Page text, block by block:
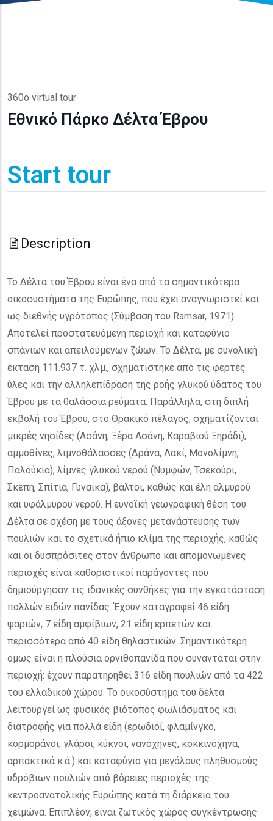
360o virtual tour
Εθνικό Πάρκο Δέλτα Έβρου
Start tour
Description
Το Δέλτα του Έβρου είναι ένα από τα σημαντικότερα
οικοσυστήματα της Ευρώπης, που έχει αναγνωριστεί και
ως διεθνής υγρότοπος (Σύμβαση του Ramsar, 1971).
Αποτελεί προστατευόμενη περιοχή και καταφύγιο
σπάνιων και απειλούμενων ζώων. Το Δέλτα, με συνολική
έκταση 111.937 τ. χλμ., σχηματίστηκε από τις φερτές
ύλες και την αλληλεπίδραση της ροής γλυκού ύδατος του
Έβρου με τα θαλάσσια ρεύματα. Παράλληλα, στη διπλή
εκβολή του Έβρου, στο Θρακικό πέλαγος, σχηματίζονται
μικρές νησίδες (Ασάνη, Ξέρα Ασάνη, Καραβιού Ξηράδι),
αμμοθίνες, λιμνοθάλασσες (Δράνα, Λακί, Μονολίμνη,
Παλούκια), λίμνες γλυκού νερού (Νυμφών, Τσεκούρι,
Σκέπη, Σπίτια, Γυναίκα), βάλτοι, καθώς και έλη αλμυρού
και υφάλμυρου νερού. Η ευνοϊκή γεωγραφική θέση του
Δέλτα σε σχέση με τους άξονες μετανάστευσης των
πουλιών και το σχετικά ήπιο κλίμα της περιοχής, καθώς
και οι δυσπρόσιτες στον άνθρωπο και απομονωμένες
περιοχές είναι καθοριστικοί παράγοντες που
δημιούργησαν τις ιδανικές συνθήκες για την εγκατάσταση
πολλών ειδών πανίδας. Έχουν καταγραφεί 46 είδη
ψαριών, 7 είδη αμφίβιων, 21 είδη ερπετών και
περισσότερα από 40 είδη θηλαστικών. Σημαντικότερη
όμως είναι η πλούσια ορνιθοπανίδα που συναντάται στην
περιοχή: έχουν παρατηρηθεί 316 είδη πουλιών από τα 422
του ελλαδικού χώρου. Το οικοσύστημα του δέλτα
λειτουργεί ως φυσικός βιότοπος φωλιάσματος και
διατροφής για πολλά είδη (ερωδιοί, φλαμίνγκο,
κορμοράνοι, γλάροι, κύκνοι, νανόχηνες, κοκκινόχηνα,
αρπακτικά κ.ά.) και καταφύγιο για μεγάλους πληθυσμούς
υδρόβιων πουλιών από βόρειες περιοχές της
κεντροανατολικής Ευρώπης κατά τη διάρκεια του
χειμώνα. Επιπλέον, είναι ζωτικός χώρος συγκέντρωσης